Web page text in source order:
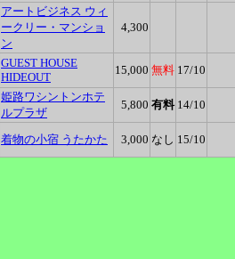
アートビジネス ウィ
ークリー ・マンショ
ン
4,300
GUEST HOUSE
HIDEOUT
15,000 無料 17/10
姫路ワシントンホテ
ルプラザ
5,800 有料 14/10
着物の小宿 うたかた 3,000 なし 15/10